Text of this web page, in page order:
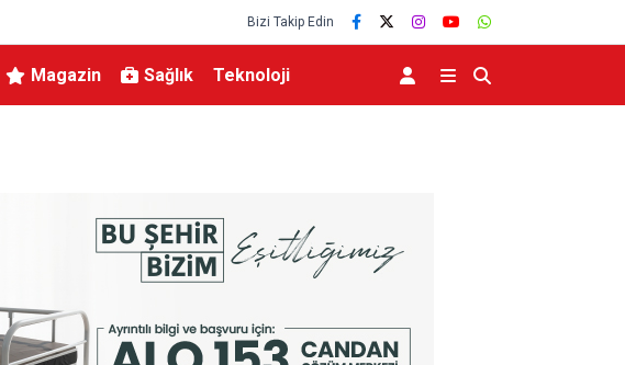
Bizi Takip Edin
Magazin Sağlık Teknoloji
genç ve kadın istihdamı için iş birliği